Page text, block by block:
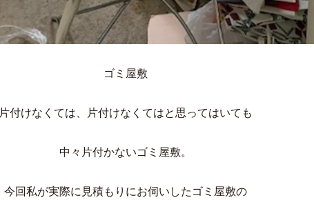
ゴミ屋敷
片付けなくては、片付けなくてはと思ってはいても
中々片付かないゴミ屋敷。
今回私が実際に見積もりにお伺いしたゴミ屋敷の